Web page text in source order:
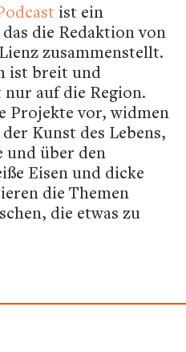
ist ein
die Redaktion von
zusammenstellt.
ist breit und
auf die Region.
Projekte vor, widmen
Kunst des Lebens,
und über den
Eisen und dicke
die Themen
die etwas zu